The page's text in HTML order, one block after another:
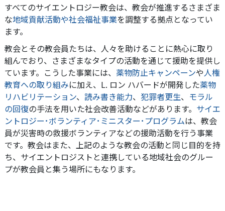
すべてのサイエントロジー教会は、教会が推進するさまざま
な地域貢献活動や社会福祉事業を調整する拠点となってい
ます。
教会とその教会員たちは、人々を助けることに熱心に取り
組んでおり、さまざまなタイプの活動を通じて援助を提供し
ています。こうした事業には、 薬物防止キャンペーンや人権
教育への取り組みに加え、L. ロン ハバードが開発した薬物
リハビリテーション、 読み書き能力、 犯罪者更生、 モラル
の回復の手法を用いた社会改善活動などがあります。 サイエ
ントロジー･ボランティア･ミニスター･プログラムは、教会
員が災害時の救援ボランティアなどの援助活動を行う事業
です。教会はまた、上記のような教会の活動と同じ目的を持
ち、サイエントロジストと連携している地域社会のグルー
プが教会員と集う場所にもなります。